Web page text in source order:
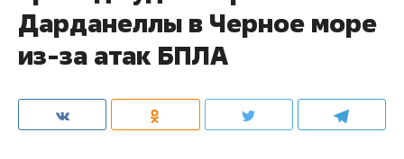
Дарданеллы в Черное море
из-за атак БПЛА